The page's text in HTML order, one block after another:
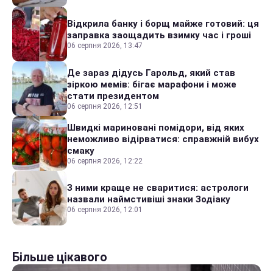
Відкрила банку і борщ майже готовий: ця
заправка заощадить взимку час і гроші
06 серпня 2026, 13:47
Де зараз дідусь Гарольд, який став
зіркою мемів: бігає марафони і може
стати президентом
06 серпня 2026, 12:51
Швидкі мариновані помідори, від яких
неможливо відірватися: справжній вибух
смаку
06 серпня 2026, 12:22
З ними краще не сваритися: астрологи
назвали наймстивіші знаки Зодіаку
06 серпня 2026, 12:01
Більше цікавого